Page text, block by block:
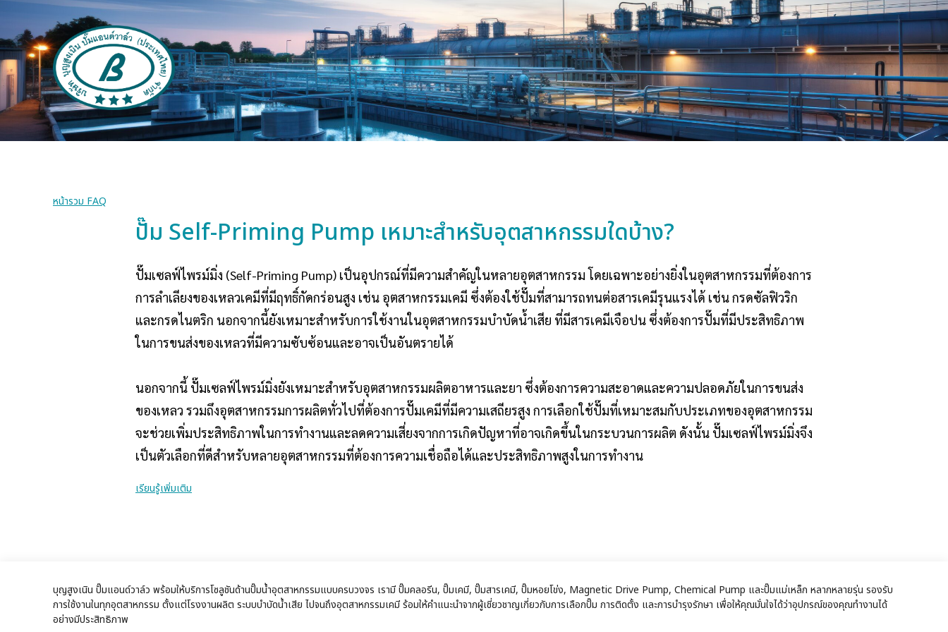
หน้ารวม FAQ
ปั๊ม Self-Priming Pump เหมาะสำหรับอุตสาหกรรมใดบ้าง?
ปั๊มเซลฟ์ไพรม์มิ่ง (Self-Priming Pump) เป็นอุปกรณ์ที่มีความสำคัญในหลายอุตสาหกรรม โดยเฉพาะอย่างยิ่งในอุตสาหกรรมที่ต้องการ
การลำเลียงของเหลวเคมีที่มีฤทธิ์กัดกร่อนสูง เช่น อุตสาหกรรมเคมี ซึ่งต้องใช้ปั๊มที่สามารถทนต่อสารเคมีรุนแรงได้ เช่น กรดซัลฟิวริก
และกรดไนตริก นอกจากนี้ยังเหมาะสำหรับการใช้งานในอุตสาหกรรมบำบัดน้ำเสีย ที่มีสารเคมีเจือปน ซึ่งต้องการปั๊มที่มีประสิทธิภาพ
ในการขนส่งของเหลวที่มีความซับซ้อนและอาจเป็นอันตรายได้
นอกจากนี้ ปั๊มเซลฟ์ไพรม์มิ่งยังเหมาะสำหรับอุตสาหกรรมผลิตอาหารและยา ซึ่งต้องการความสะอาดและความปลอดภัยในการขนส่ง
ของเหลว รวมถึงอุตสาหกรรมการผลิตทั่วไปที่ต้องการปั๊มเคมีที่มีความเสถียรสูง การเลือกใช้ปั๊มที่เหมาะสมกับประเภทของอุตสาหกรรม
จะช่วยเพิ่มประสิทธิภาพในการทำงานและลดความเสี่ยงจากการเกิดปัญหาที่อาจเกิดขึ้นในกระบวนการผลิต ดังนั้น ปั๊มเซลฟ์ไพรม์มิ่งจึง
เป็นตัวเลือกที่ดีสำหรับหลายอุตสาหกรรมที่ต้องการความเชื่อถือได้และประสิทธิภาพสูงในการทำงาน
เรียนรู้เพิ่มเติม
บุญสูงเนิน ปั๊มแอนด์วาล์ว พร้อมให้บริการโซลูชันด้านปั๊มน้ำอุตสาหกรรมแบบครบวงจร เรามี ปั๊มคลอรีน, ปั๊มเคมี, ปั๊มสารเคมี, ปั๊มหอยโข่ง, Magnetic Drive Pump, Chemical Pump และปั๊มแม่เหล็ก หลากหลายรุ่น รองรับ
การใช้งานในทุกอุตสาหกรรม ตั้งแต่โรงงานผลิต ระบบบำบัดน้ำเสีย ไปจนถึงอุตสาหกรรมเคมี ร้อมให้คำแนะนำจากผู้เชี่ยวชาญเกี่ยวกับการเลือกปั๊ม การติดตั้ง และการบำรุงรักษา เพื่อให้คุณมั่นใจได้ว่าอุปกรณ์ของคุณทำงานได้
อย่างมีประสิทธิภาพ